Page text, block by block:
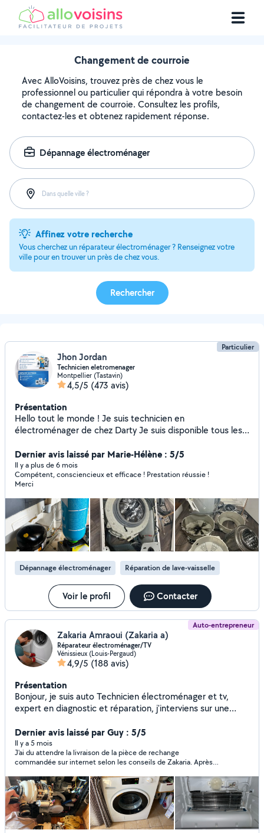
Changement de courroie
Avec AlloVoisins, trouvez près de chez vous le
professionnel ou particulier qui répondra à votre besoin
de changement de courroie. Consultez les profils,
contactez-les et obtenez rapidement réponse.
Dépannage électroménager
Dans quelle ville ?
Affinez votre recherche
Vous cherchez un réparateur électroménager ? Renseignez votre
ville pour en trouver un près de chez vous.
Rechercher
Particulier
Jhon Jordan
Technicien eletromenager
Montpellier (Tastavin)
4,5/5 (473 avis)
Présentation
Hello tout le monde ! Je suis technicien en
électroménager de chez Darty Je suis disponible tous les
j'interviens sur tout l'électroménager : Lave linge , lave
vaisselle, frigo, four plaque que cuisson , micro onde ex.. À
bientôt !
Dernier avis laissé par Marie-Hélène : 5/5
Il y a plus de 6 mois
Compétent, consciencieux et efficace ! Prestation réussie !
Merci
Dépannage électroménager Réparation de lave-vaisselle
Voir le profil Contacter
Auto-entrepreneur
Zakaria Amraoui (Zakaria a)
Réparateur électroménager/TV
Vénissieux (Louis-Pergaud)
4,9/5 (188 avis)
Présentation
Bonjour, je suis auto Technicien électroménager et tv,
expert en diagnostic et réparation, j'interviens sur une
téléviseurs et bien d'autres. Chaque intervention est
réalisée avec soin et professionnalisme, en veillant à offrir
des solutions rapides et durables. Mon objectif principal
est d'assurer la satisfaction de mes clients en leur
garantissant un service fiable, transparent et au meilleur
coût. Disponible, réactif et à l'écoute, je me déplace à
domicile pour résoudre vos pannes dans les plus brefs
délais. Aussi je peux monter vos meubles et bien
d'autres...
Dernier avis laissé par Guy : 5/5
Il y a 5 mois
J'ai du attendre la livraison de la pièce de rechange
commandée sur internet selon les conseils de Zakaria. Après
réparation s'est faite en moins d'une demi heure et je suis très
satisfait du travail effectué ainsi que des échanges avec
Zakaria. Je ne peux que le conseiller à toute personne qui en
aurait besoin.